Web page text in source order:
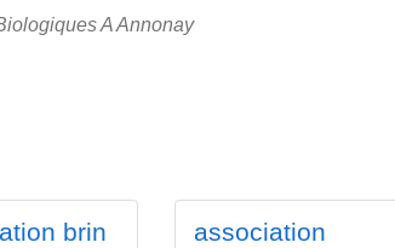
A Annonay
brin
association